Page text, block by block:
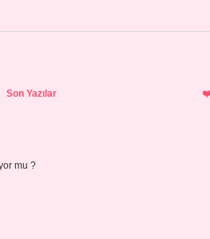
Son Yazılar
mu ?